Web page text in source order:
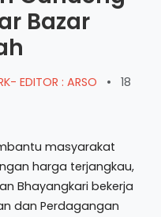
Bazar
EDITOR : ARSO •
18
masyarakat
harga terjangkau,
Bhayangkari bekerja
dan Perdagangan